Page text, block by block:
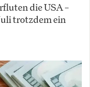
die USA –
trotzdem ein